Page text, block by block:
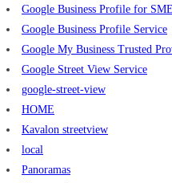
Google Business Profile for
Google Business Profile Service
Google My Business Trusted
Google Street View Service
google-street-view
HOME
Kavalon streetview
local
Panoramas